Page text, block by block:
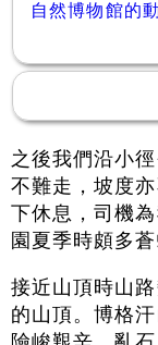
自然博物館的
之後我們沿小
不難走，坡度
下休息，司機
園夏季時頗多
接近山頂時山
的山頂。博格